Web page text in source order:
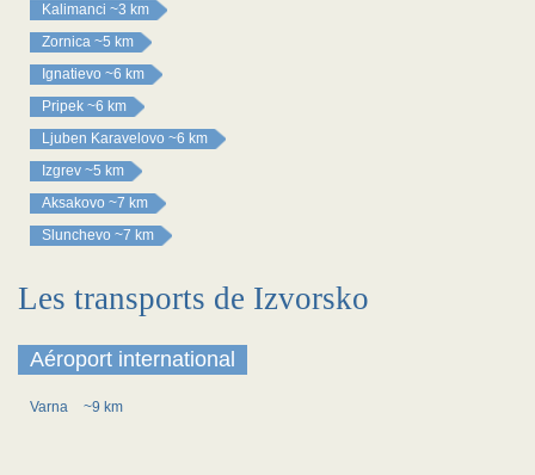
Kalimanci ~3 km
Zornica ~5 km
Ignatievo ~6 km
Pripek ~6 km
Ljuben Karavelovo ~6 km
Izgrev ~5 km
Aksakovo ~7 km
Slunchevo ~7 km
Les transports de Izvorsko
Aéroport international
Varna ~9 km